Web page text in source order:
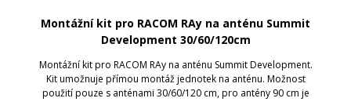
Montážní kit pro RACOM RAy na anténu Summit
Development 30/60/120cm
Montážní kit pro RACOM RAy na anténu Summit Development.
Kit umožnuje přímou montáž jednotek na anténu. Možnost
použití pouze s anténami 30/60/120 cm, pro antény 90 cm je